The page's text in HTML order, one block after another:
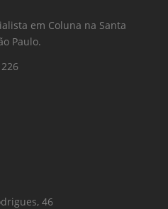
em Coluna na Santa
Paulo.
46